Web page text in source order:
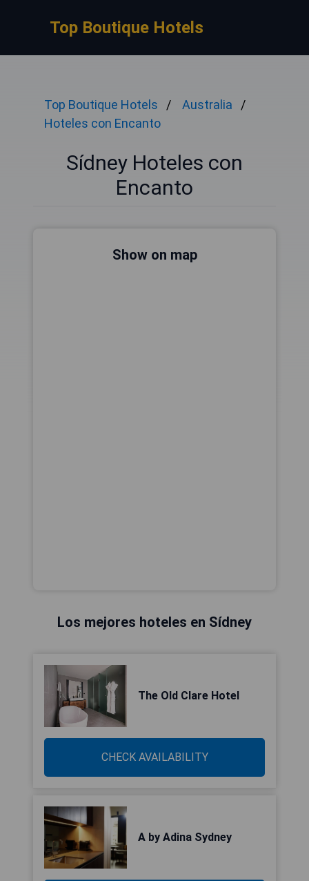
Top Boutique Hotels
Top Boutique Hotels
Australia
Hoteles con Encanto
Sídney Hoteles con
Encanto
Show on map
Los mejores hoteles en Sídney
The Old Clare Hotel
CHECK AVAILABILITY
A by Adina Sydney